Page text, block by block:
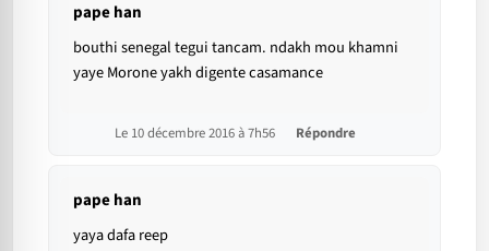
pape han
bouthi senegal tegui tancam. ndakh mou khamni
yaye Morone yakh digente casamance
Le 10 décembre 2016 à 7h56 Répondre
pape han
yaya dafa reep